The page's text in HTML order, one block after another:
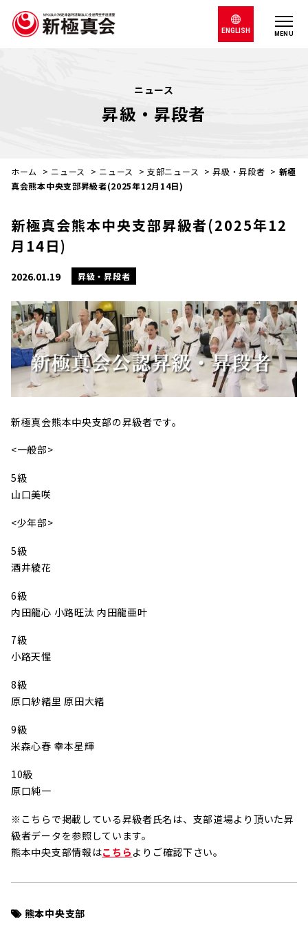
MENU
ENGLISH
ニュース
昇級・昇段者
ホーム > ニュース > ニュース >支部ニュース >昇級・昇段者 > 新極
真会熊本中央支部昇級者(2025年12月14日)
新極真会熊本中央支部昇級者(2025年12
月14日)
2026.01.19 昇級・昇段者
新極真会熊本中央支部の昇級者です。
<一般部>
5級
山口美咲
<少年部>
5級
酒井綾花
6級
内田龍心 小路旺汰 内田龍亜叶
7級
小路天惺
8級
原口紗緒里 原田大緒
9級
米森心春 幸本星輝
10級
原口純一
※こちらで掲載している昇級者氏名は、支部道場より頂いた昇
級者データを参照しています。
熊本中央支部情報はこちら よりご確認下さい。
熊本中央支部